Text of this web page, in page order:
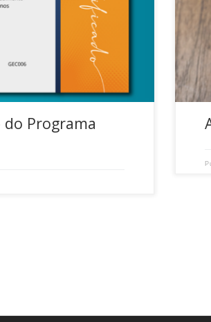
Diretoria Executiva, […]
do Programa